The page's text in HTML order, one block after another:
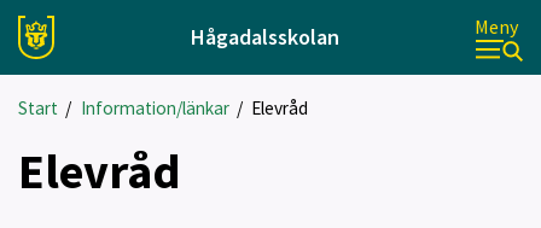
Hågadalsskolan Meny
Start / Information/länkar/ Elevråd
Elevråd